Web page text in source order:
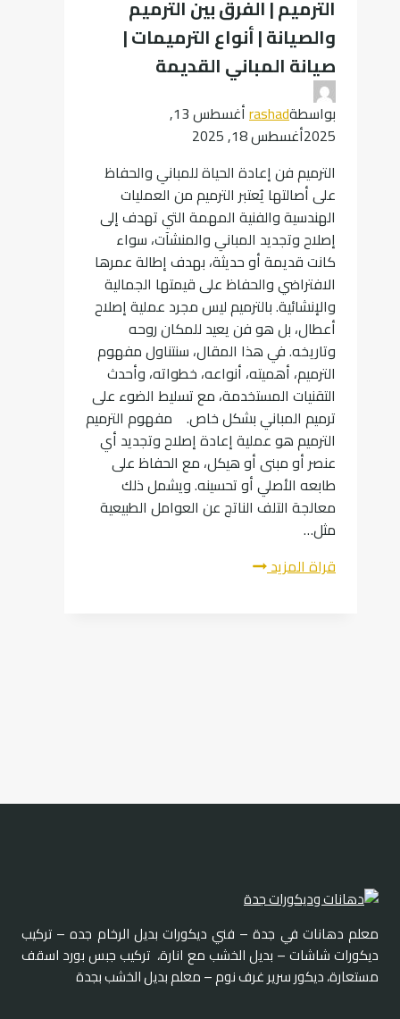
وفنية
لا
مثيل
لها
الترميم | الفرق بين الترميم
والصيانة | أنواع الترميمات |
صيانة المباني القديمة
بواسطةrashad
أغسطس 13,
2025أغسطس 18, 2025
الترميم فن إعادة الحياة للمباني والحفاظ
على أصالتها يُعتبر الترميم من العمليات
الهندسية والفنية المهمة التي تهدف إلى
إصلاح وتجديد المباني والمنشآت، سواء
كانت قديمة أو حديثة، بهدف إطالة عمرها
الافتراضي والحفاظ على قيمتها الجمالية
والإنشائية. بالترميم ليس مجرد عملية إصلاح
أعطال، بل هو فن يعيد للمكان روحه
وتاريخه. في هذا المقال، سنتناول مفهوم
الترميم، أهميته، أنواعه، خطواته، وأحدث
التقنيات المستخدمة، مع تسليط الضوء على
ترميم المباني بشكل خاص. مفهوم الترميم
الترميم هو عملية إعادة إصلاح وتجديد أي
عنصر أو مبنى أو هيكل، مع الحفاظ على
طابعه الأصلي أو تحسينه. ويشمل ذلك
معالجة التلف الناتج عن العوامل الطبيعية
مثل…
قراة المزيدالترميم
المباني
معلم دهانات في جدة – فني ديكورات بديل الرخام جده – تركيب
ديكورات شاشات – بديل الخشب مع انارة، تركيب جبس بورد اسقف
مستعارة، ديكور سرير غرف نوم – معلم بديل الخشب بجدة